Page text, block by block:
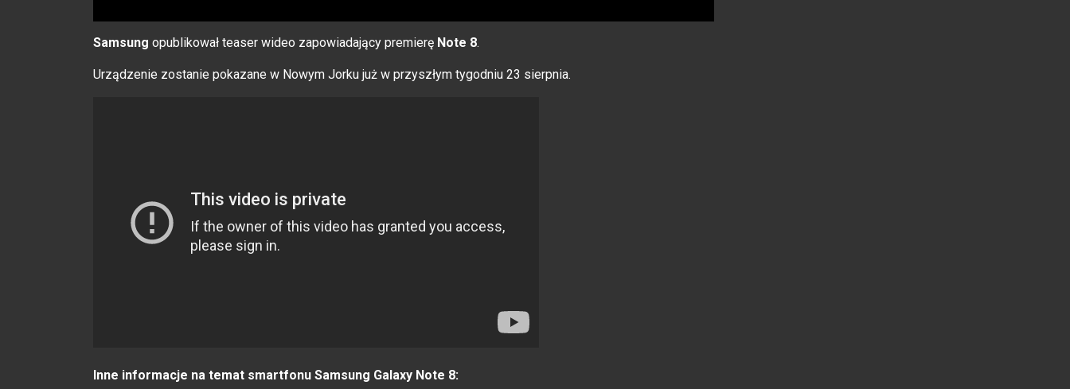
Samsung opublikował teaser wideo zapowiadający premierę Note 8.
Urządzenie zostanie pokazane w Nowym Jorku już w przyszłym tygodniu 23 sierpnia.
Inne informacje na temat smartfonu Samsung Galaxy Note 8: